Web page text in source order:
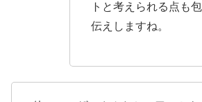
トと考えられる点も
伝えしますね。